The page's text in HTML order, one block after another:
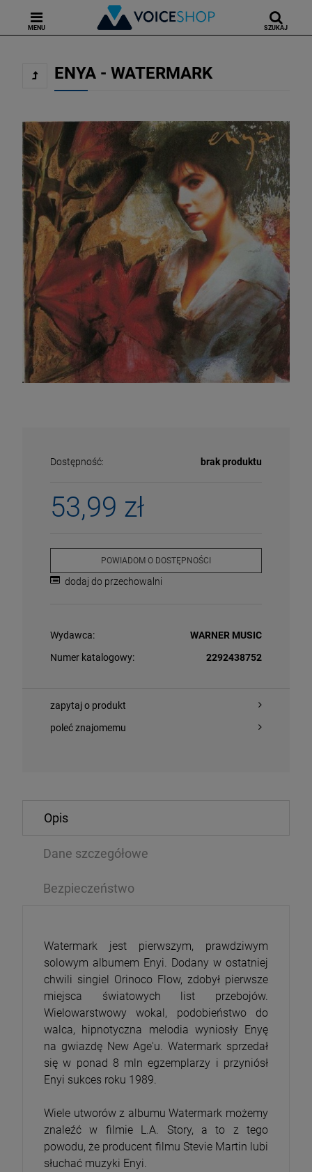
MENU SZUKAJ
DAVID - BLACKSTAR (2026 REISSUE)
-15%
ENYA - WATERMARK
Dostępność: brak produktu
53,99 zł
POWIADOM O DOSTĘPNOŚCI
dodaj do przechowalni
Wydawca:
WARNER MUSIC
Numer katalogowy:
2292438752
zapytaj o produkt
poleć znajomemu
Opis
Dane szczegółowe
Bezpieczeństwo
Watermark jest pierwszym, prawdziwym
solowym albumem Enyi. Dodany w ostatniej
chwili singiel Orinoco Flow, zdobył pierwsze
miejsca światowych list przebojów.
Wielowarstwowy wokal, podobieństwo do
walca, hipnotyczna melodia wyniosły Enyę
na gwiazdę New Age'u. Watermark sprzedał
się w ponad 8 mln egzemplarzy i przyniósł
Enyi sukces roku 1989.
Wiele utworów z albumu Watermark możemy
znaleźć w filmie L.A. Story, a to z tego
powodu, że producent filmu Stevie Martin lubi
słuchać muzyki Enyi.